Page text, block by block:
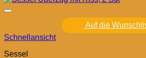
Auf die
Schnellansicht
Sessel